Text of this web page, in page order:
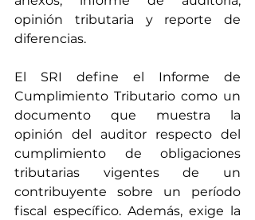
opinión tributaria y reporte de
diferencias.
El SRI define el Informe de
Cumplimiento Tributario como un
documento que muestra la
opinión del auditor respecto del
cumplimiento de obligaciones
tributarias vigentes de un
contribuyente sobre un período
fiscal específico. Además, exige la